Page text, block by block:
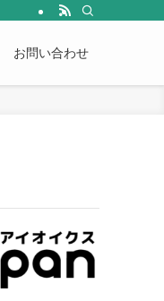
お問い合わせ